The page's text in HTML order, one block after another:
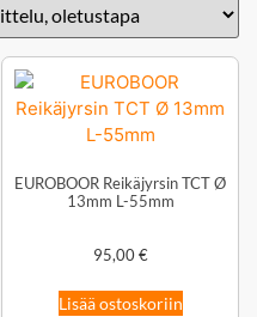
EUROBOOR Reikäjyrsin TCT Ø
13mm L-55mm
95,00€
Lisää ostoskoriin